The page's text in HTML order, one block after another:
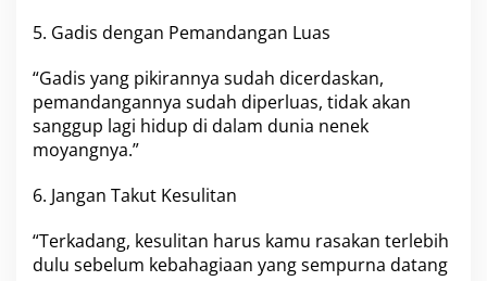
5. Gadis dengan Pemandangan Luas
“Gadis yang pikirannya sudah dicerdaskan,
pemandangannya sudah diperluas, tidak akan
sanggup lagi hidup di dalam dunia nenek
moyangnya.”
6. Jangan Takut Kesulitan
“Terkadang, kesulitan harus kamu rasakan terlebih
dulu sebelum kebahagiaan yang sempurna datang